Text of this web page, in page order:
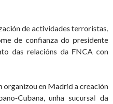
de actividades terroristas,
de confianza do presidente
das relacións da FNCA con
en Madrid a creación
Cubana, unha sucursal da